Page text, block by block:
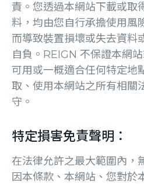
責。您透過本網站下載或取
料，均由您自行承擔使用風
而導致裝置損壞或失去資料
自負。REIGN 不保證本網
可用或一概適合任何特定地
取、使用本網站之所有相關
守。
特定損害免責聲明：
在法律允許之最大範圍內，
因本條款、本網站、您對於